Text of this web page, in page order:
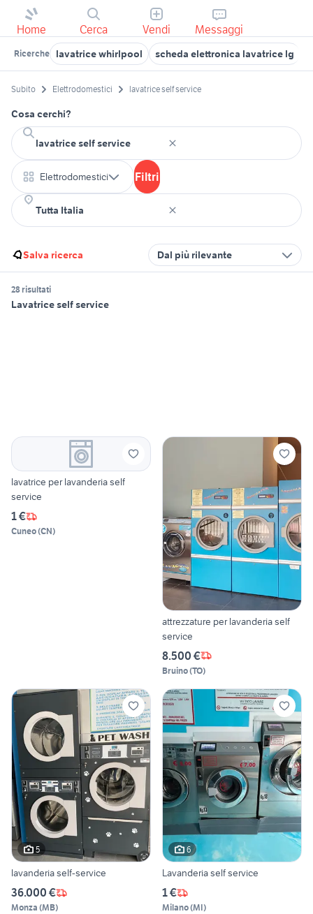
Home Cerca Vendi Messaggi
Ricerche lavatrice whirlpool scheda elettronica lavatrice lg
Subito Elettrodomestici lavatrice self service
Cosa cerchi?
Elettrodomestici Filtri
Salva ricerca Dal più rilevante
28 risultati
Lavatrice self service
lavatrice per lavanderia self
service
1 €
Cuneo(CN)
attrezzature per lavanderia self
service
8.500 €
Bruino(TO)
5
lavanderia self-service
36.000 €
Monza (MB)
6
Lavanderia self service
1 €
Milano(MI)